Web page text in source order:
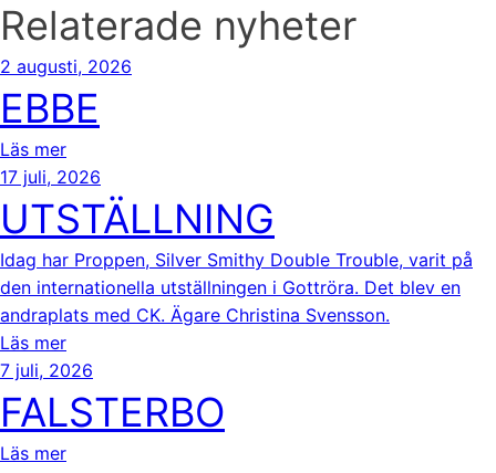
Relaterade nyheter
2 augusti, 2026
EBBE
Läs mer
17 juli, 2026
UTSTÄLLNING
Idag har Proppen, Silver Smithy Double Trouble, varit på
den internationella utställningen i Gottröra. Det blev en
andraplats med CK. Ägare Christina Svensson.
Läs mer
7 juli, 2026
FALSTERBO
Läs mer